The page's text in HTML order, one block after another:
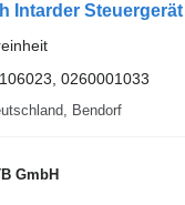
Intarder
0260001033
Bendorf
GmbH